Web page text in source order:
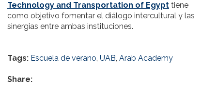
Technology and Transportation of Egypt tiene
como objetivo fomentar el diálogo intercultural y las
sinergias entre ambas instituciones.
Tags: Escuela de verano, UAB, Arab Academy
Share: